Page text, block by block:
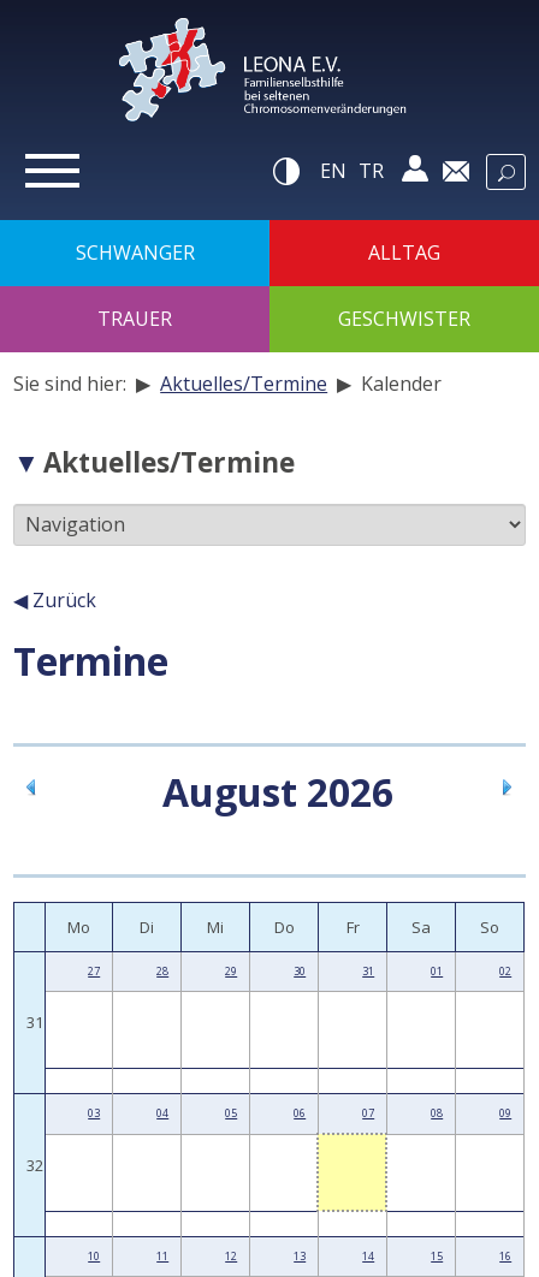
zum
EN TR
SCHWANGER ALLTAG
TRAUER GESCHWISTER
Sie sind hier: ▶Aktuelles/Termine ▶ Kalender
Navigation
der
Unterseiten
Aktuelles/Termine
◀ Zurück
Inhalt
Termine
August 2026
Mo Di Mi Do Fr Sa So
31
27 28 29 30 31 01 02
32
03 04 05 06 07 08 09
10 11 12 13 14 15 16